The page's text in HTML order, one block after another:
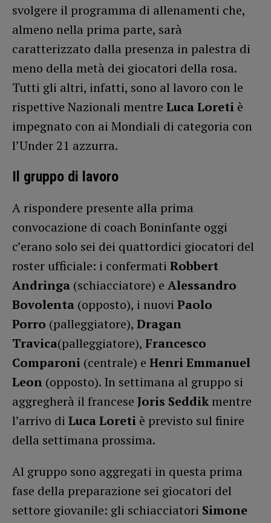
svolgere il programma di allenamenti che,
almeno nella prima parte, sarà
caratterizzato dalla presenza in palestra di
meno della metà dei giocatori della rosa.
Tutti gli altri, infatti, sono al lavoro con le
rispettive Nazionali mentre Luca Loreti è
impegnato con ai Mondiali di categoria con
l’Under 21 azzurra.
Il gruppo di lavoro
A rispondere presente alla prima
convocazione di coach Boninfante oggi
c’erano solo sei dei quattordici giocatori del
roster ufficiale: i confermati Robbert
Andringa (schiacciatore) e Alessandro
Bovolenta (opposto), i nuovi Paolo
Porro (palleggiatore), Dragan
Travica(palleggiatore), Francesco
Comparoni (centrale) e Henri Emmanuel
Leon (opposto). In settimana al gruppo si
aggregherà il francese Joris Seddik mentre
l’arrivo di Luca Loreti è previsto sul finire
della settimana prossima.
Al gruppo sono aggregati in questa prima
fase della preparazione sei giocatori del
settore giovanile: gli schiacciatori Simone